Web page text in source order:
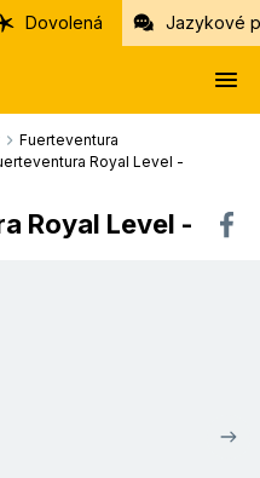
Dovolená Jazykové
Fuerteventura
Royal Level -
Royal Level -